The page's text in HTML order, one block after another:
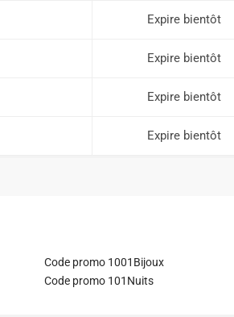
Expire bientôt
Expire bientôt
Expire bientôt
Expire bientôt
Code promo 1001Bijoux
Code promo 101Nuits